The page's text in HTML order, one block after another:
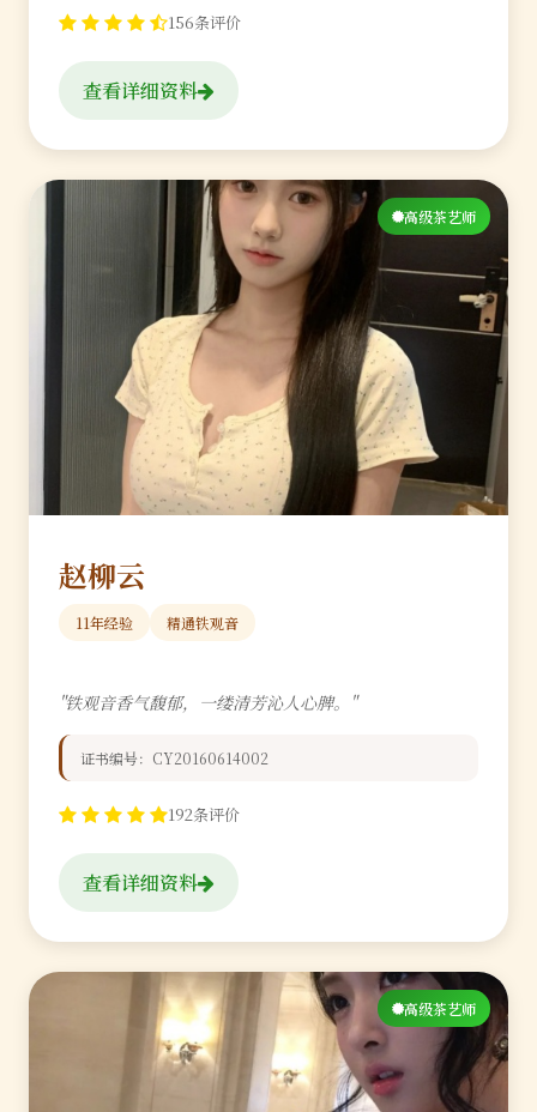
156条评价
查看详细资料
高级茶艺师
赵柳云
11年经验 精通铁观音
"铁观音香气馥郁，一缕清芳沁人心脾。"
证书编号：CY20160614002
192条评价
查看详细资料
高级茶艺师